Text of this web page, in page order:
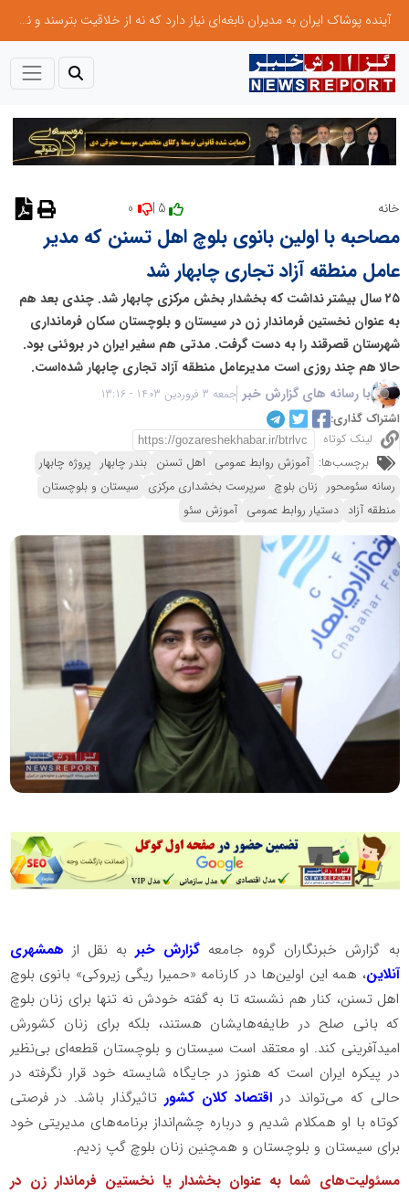
آینده پوشاک ایران به مدیران نابغه‌ای نیاز دارد که نه از خلاقیت بترسند و نه بروکراسی
خانه 5 |
مصاحبه با اولین بانوی بلوچ اهل تسنن که مدیر
عامل منطقه آزاد تجاری چابهار شد
۲۵ سال بیشتر نداشت که بخشدار بخش مرکزی چابهار شد. چندی بعد هم
به عنوان نخستین فرماندار زن در سیستان و بلوچستان سکان فرمانداری
شهرستان قصرقند را به دست گرفت. مدتی هم سفیر ایران در بروئنی بود.
حالا هم چند روزی است مدیرعامل منطقه آزاد تجاری چابهار شده‌است.
با رسانه های گزارش خبر جمعه 3 فروردین 1403 - 13:16
اشتراک گذاری:
لینک کوتاه
برچسب‌ها: آموزش روابط عمومی اهل تسنن بندر چابهار پروژه چابهار
رسانه سئومحور زنان بلوچ سرپرست بخشداری مرکزی سیستان و بلوچستان
منطقه آزاد دستیار روابط عمومی آموزش سئو
به گزارش خبرنگاران گروه جامعه گزارش خبر به نقل از همشهری
آنلاین، همه این اولین‌ها در کارنامه «حمیرا ریگی ‌زیروکی» بانوی بلوچ
اهل تسنن، کنار هم نشسته تا به گفته خودش نه تنها برای زنان بلوچ
که بانی صلح در طایفه‌هایشان هستند، بلکه برای زنان کشورش
امیدآفرینی کند. او معتقد است سیستان و بلوچستان قطعه‌ای بی‌نظیر
در پیکره‌ ایران است که هنوز در جایگاه شایسته خود قرار نگرفته در
حالی که می‌تواند در اقتصاد کلان کشور تاثیرگذار باشد. در فرصتی
کوتاه با او همکلام شدیم و درباره چشم‌انداز برنامه‌های مدیریتی خود
برای سیستان و بلوچستان و همچنین زنان بلوچ گپ زدیم.
مسئولیت‌های شما به عنوان بخشدار یا نخستین فرماندار زن در